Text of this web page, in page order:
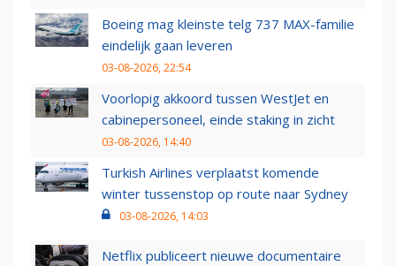
Boeing mag kleinste telg 737 MAX-familie
eindelijk gaan leveren
03-08-2026, 22:54
Voorlopig akkoord tussen WestJet en
cabinepersoneel, einde staking in zicht
03-08-2026, 14:40
Turkish Airlines verplaatst komende
winter tussenstop op route naar Sydney
03-08-2026, 14:03
Netflix publiceert nieuwe documentaire